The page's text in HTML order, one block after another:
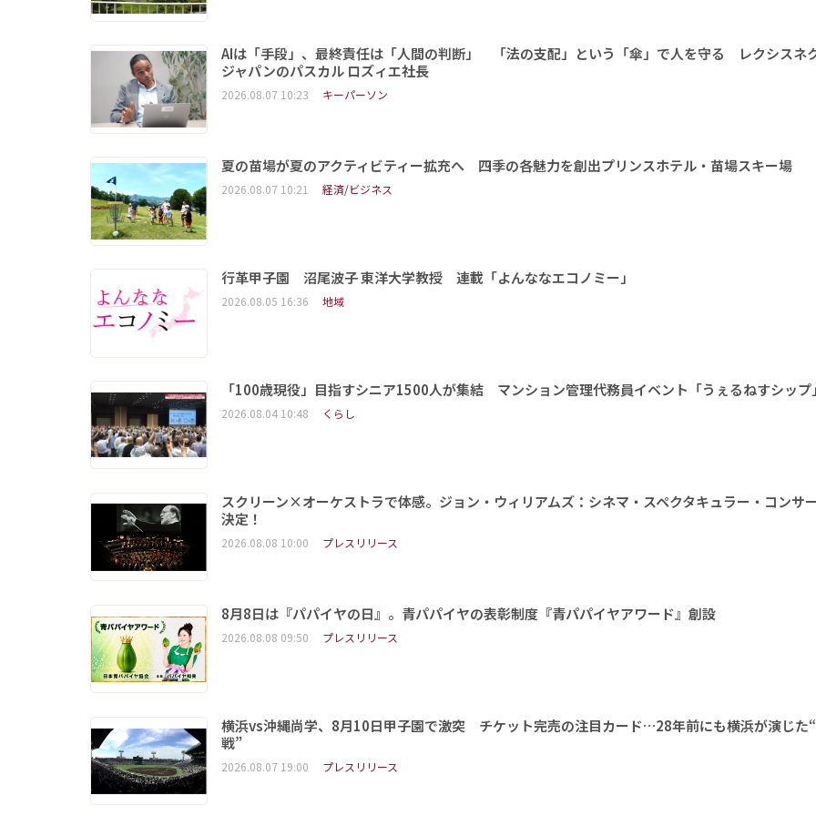
AIは「手段」、最終責任は「人間の判断」 「法の支配」という「傘」で人を守る レクシスネ
ジャパンのパスカル ロズィエ社長
2026.08.07 10:23 キーパーソン
夏の苗場が夏のアクティビティー拡充へ 四季の各魅力を創出プリンスホテル・苗場スキー場
2026.08.07 10:21 経済/ビジネス
行革甲子園 沼尾波子 東洋大学教授 連載「よんななエコノミー」
2026.08.05 16:36 地域
「100歳現役」目指すシニア1500人が集結 マンション管理代務員イベント「うぇるねすシップ」
2026.08.04 10:48 くらし
スクリーン×オーケストラで体感。ジョン・ウィリアムズ：シネマ・スペクタキュラー・コンサ
決定！
2026.08.08 10:00 プレスリリース
8月8日は『パパイヤの日』。青パパイヤの表彰制度『青パパイヤアワード』創設
2026.08.08 09:50 プレスリリース
横浜vs沖縄尚学、8月10日甲子園で激突 チケット完売の注目カード…28年前にも横浜が演じた
戦”
2026.08.07 19:00 プレスリリース